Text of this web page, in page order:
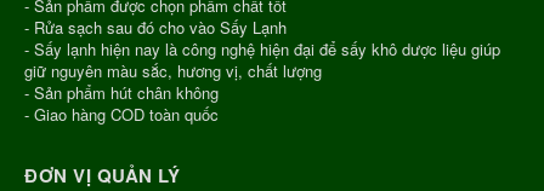
- Sản phẩm được chọn phẩm chất tốt
- Rửa sạch sau đó cho vào Sấy Lạnh
- Sấy lạnh hiện nay là công nghệ hiện đại để sấy khô dược liệu giúp
giữ nguyên màu sắc, hương vị, chất lượng
- Sản phẩm hút chân không
- Giao hàng COD toàn quốc
ĐƠN VỊ QUẢN LÝ